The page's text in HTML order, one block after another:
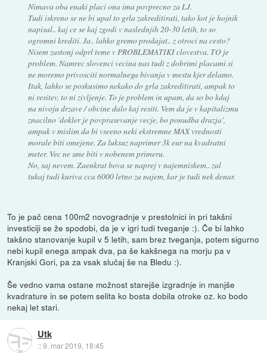
Nimava oba enaki placi ona ima povprecno za LJ.
Tudi iskreno se ne bi upal to grla zakreditirati, tako kot je hojnik
napisal.. kaj ce se kaj zgodi v naslednjih 20-30 letih, to so
ogromni krediti. Ja.. lahko gremo prodajat.. z otroci na cesto?
Nisem zastonj odprl teme v PROBLEMATIKI clovestva. TO je
problem. Namrec slovenci vecina nas tudi z dobrimi placami si
ne moremo privosciti normalnega bivanja v mestu kjer delamo.
Itak, lahko se poskusimo nekako do grla zakreditirati, ampak to
ni resitev, to ni zivljenje. To je problem in upam, da so bo kdaj
na nivoju drzave / obcine dalo kaj resiti. Vem da je v kapitalizmu
znacilno 'dokler je povprasevanje vecje, bo ponudba drazja',
ampak v mislim da bi vseeno neki ekstremne MAX vrednosti
morale biti omejene. Za luksuz naprimer 3k eur na kvadratni
meter. Vec ne sme biti v nobenem primeru.
No, saj nevem. Zaenkrat bova se naprej v najemniskem.. zal
tukaj tudi kuriva cca 6000 letno za najem, kar je tudi nek denar.
To je pač cena 100m2 novogradnje v prestolnici in pri takšni
investiciji se že spodobi, da je v igri tudi tveganje :). Če bi lahko
takšno stanovanje kupil v 5 letih, sam brez tveganja, potem sigurno
nebi kupil enega ampak dva, pa še kakšnega na morju pa v
Kranjski Gori, pa za vsak slučaj še na Bledu :).
Še vedno vama ostane možnost starejše izgradnje in manjše
kvadrature in se potem selita ko bosta dobila otroke oz. ko bodo
nekaj let stari.
Utk
::9. mar 2019, 18:45